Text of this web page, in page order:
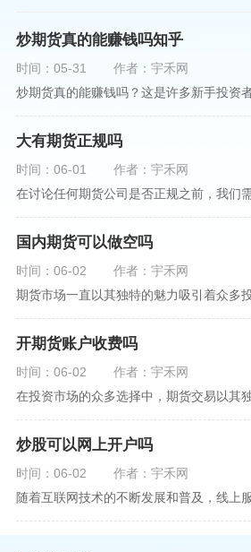
炒期货真的能赚钱吗知乎
时间：05-31
作者：宇禾网
大有期货正规吗
时间：06-01
作者：宇禾网
国内期货可以做空吗
时间：06-02
作者：宇禾网
开期货账户收费吗
时间：06-02
作者：宇禾网
炒股可以网上开户吗
时间：06-02
作者：宇禾网